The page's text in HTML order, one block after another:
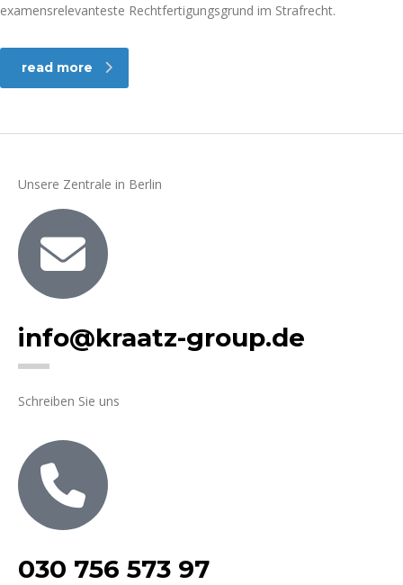
examensrelevanteste Rechtfertigungsgrund im Strafrecht.
read more
Unsere Zentrale in Berlin
info@kraatz-group.de
Schreiben Sie uns
030 756 573 97